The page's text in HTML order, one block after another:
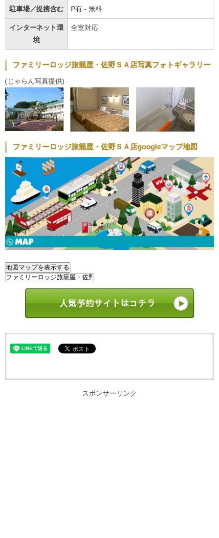
駐車場／提携含む P有 - 無料
インターネット環
境
全室対応
ファミリーロッジ旅籠屋・佐野ＳＡ店写真フォトギャラリー
(じゃらん写真提供)
ファミリーロッジ旅籠屋・佐野ＳＡ店googleマップ地図
スポンサーリンク